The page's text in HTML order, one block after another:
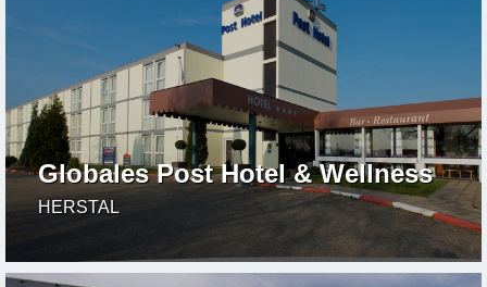
Globales Post Hotel & Wellness
HERSTAL